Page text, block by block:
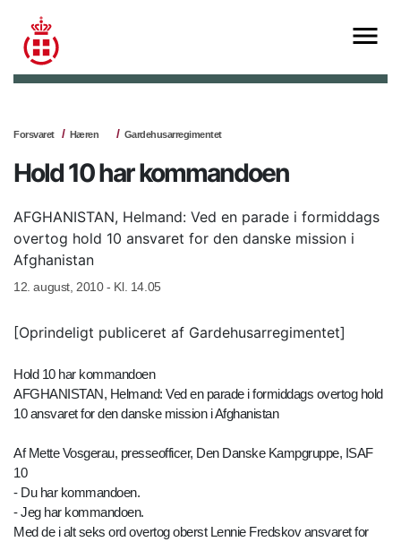
Forsvaret Hæren Gardehusarregimentet
Hold 10 har kommandoen
AFGHANISTAN, Helmand: Ved en parade i formiddags
overtog hold 10 ansvaret for den danske mission i
Afghanistan
12. august, 2010 - Kl. 14.05
[Oprindeligt publiceret af Gardehusarregimentet]
Hold 10 har kommandoen
AFGHANISTAN, Helmand: Ved en parade i formiddags overtog hold
10 ansvaret for den danske mission i Afghanistan
Af Mette Vosgerau, presseofficer, Den Danske Kampgruppe, ISAF
10
- Du har kommandoen.
- Jeg har kommandoen.
Med de i alt seks ord overtog oberst Lennie Fredskov ansvaret for